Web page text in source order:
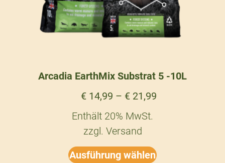
Arcadia EarthMix Substrat 5 -10L
€ 14,99 – € 21,99
Enthält 20% MwSt.
zzgl. Versand
Ausführung wählen